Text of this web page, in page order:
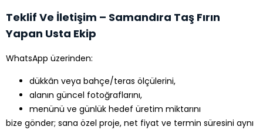
Teklif Ve İletişim – Samandıra Taş Fırın
Yapan Usta Ekip
WhatsApp üzerinden:
dükkân veya bahçe/teras ölçülerini,
alanın güncel fotoğraflarını,
menünü ve günlük hedef üretim miktarını
bize gönder; sana özel proje, net fiyat ve termin süresini aynı